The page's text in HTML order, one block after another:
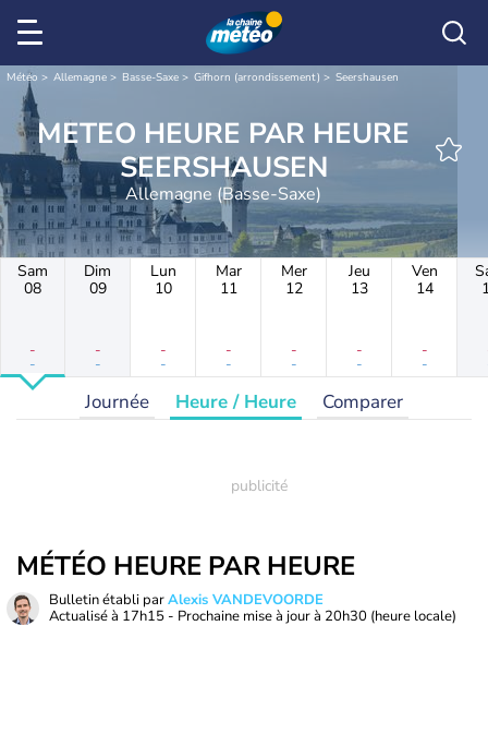
Météo Allemagne Basse-Saxe Gifhorn (arrondissement) Seershausen
METEO HEURE PAR HEURE
SEERSHAUSEN
Allemagne (Basse-Saxe)
Sam
08
-
-
Dim
09
-
-
Lun
10
-
-
Mar
11
-
-
Mer
12
-
-
Jeu
13
-
-
Ven
14
-
-
Journée Heure / Heure Comparer
MÉTÉO HEURE PAR HEURE
Bulletin établi parAlexis VANDEVOORDE
Actualisé à 17h15 - Prochaine mise à jour à 20h30 (heure locale)